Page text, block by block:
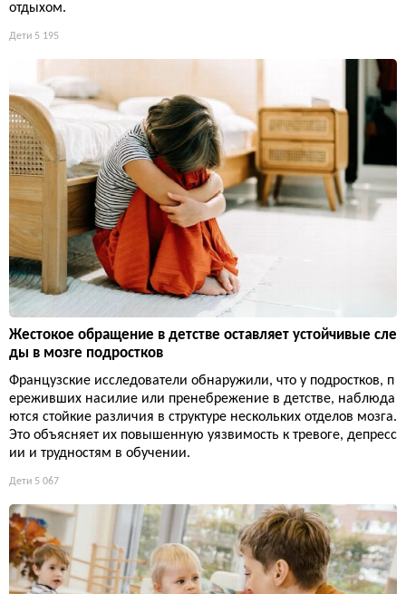
отдыхом.
Дети 5 195
Жестокое обращение в детстве оставляет устойчивые сле
ды в мозге подростков
Французские исследователи обнаружили, что у подростков, п
ереживших насилие или пренебрежение в детстве, наблюда
ются стойкие различия в структуре нескольких отделов мозга.
Это объясняет их повышенную уязвимость к тревоге, депресс
ии и трудностям в обучении.
Дети 5 067